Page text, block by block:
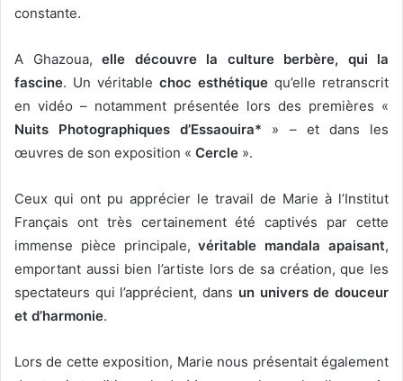
constante.
A Ghazoua, elle découvre la culture berbère, qui la
fascine. Un véritable choc esthétique qu’elle retranscrit
en vidéo – notamment présentée lors des premières «
Nuits Photographiques d’Essaouira* » – et dans les
œuvres de son exposition « Cercle ».
Ceux qui ont pu apprécier le travail de Marie à l’Institut
Français ont très certainement été captivés par cette
immense pièce principale,véritable mandala apaisant,
emportant aussi bien l’artiste lors de sa création, que les
spectateurs qui l’apprécient, dans un univers de douceur
et d’harmonie.
Lors de cette exposition, Marie nous présentait également